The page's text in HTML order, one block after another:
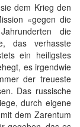
dem Krieg den
«gegen die
die
das verhasste
ein heiligstes
es irgendwie
der treueste
Das russische
durch eigene
dem Zarentum